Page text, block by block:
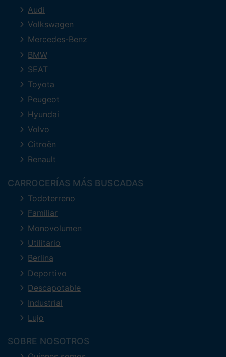
Audi
Volkswagen
Mercedes-Benz
BMW
SEAT
Toyota
Peugeot
Hyundai
Volvo
Citroën
Renault
CARROCERÍAS MÁS BUSCADAS
Todoterreno
Familiar
Monovolumen
Utilitario
Berlina
Deportivo
Descapotable
Industrial
Lujo
SOBRE NOSOTROS